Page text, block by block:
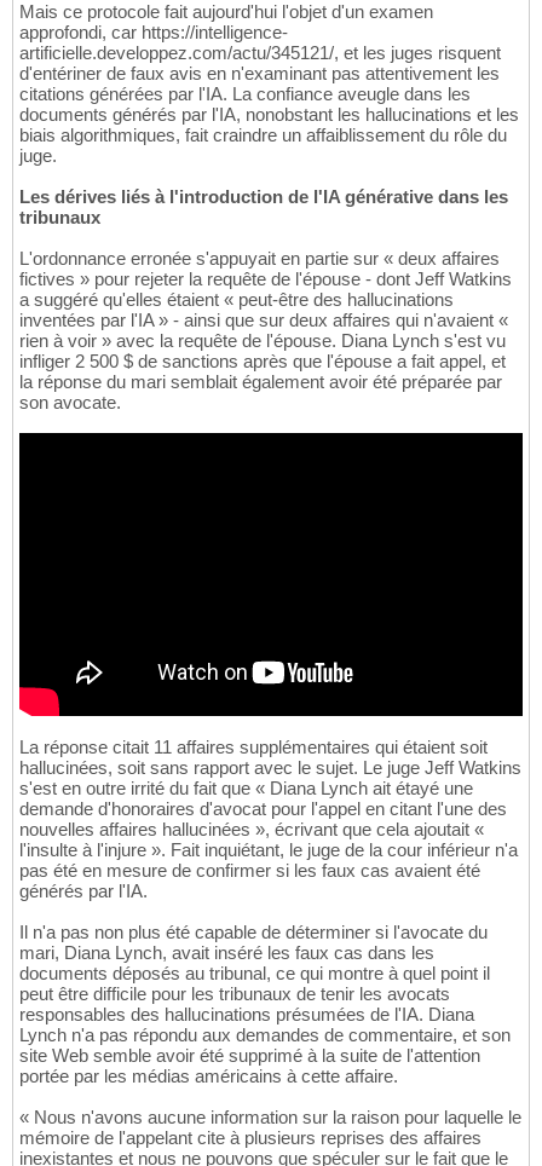
Mais ce protocole fait aujourd'hui l'objet d'un examen
approfondi, car https://intelligence-
artificielle.developpez.com/actu/345121/, et les juges risquent
d'entériner de faux avis en n'examinant pas attentivement les
citations générées par l'IA. La confiance aveugle dans les
documents générés par l'IA, nonobstant les hallucinations et les
biais algorithmiques, fait craindre un affaiblissement du rôle du
juge.
Les dérives liés à l'introduction de l'IA générative dans les
tribunaux
L'ordonnance erronée s'appuyait en partie sur « deux affaires
fictives » pour rejeter la requête de l'épouse - dont Jeff Watkins
a suggéré qu'elles étaient « peut-être des hallucinations
inventées par l'IA » - ainsi que sur deux affaires qui n'avaient «
rien à voir » avec la requête de l'épouse. Diana Lynch s'est vu
infliger 2 500 $ de sanctions après que l'épouse a fait appel, et
la réponse du mari semblait également avoir été préparée par
son avocate.
La réponse citait 11 affaires supplémentaires qui étaient soit
hallucinées, soit sans rapport avec le sujet. Le juge Jeff Watkins
s'est en outre irrité du fait que « Diana Lynch ait étayé une
demande d'honoraires d'avocat pour l'appel en citant l'une des
nouvelles affaires hallucinées », écrivant que cela ajoutait «
l'insulte à l'injure ». Fait inquiétant, le juge de la cour inférieur n'a
pas été en mesure de confirmer si les faux cas avaient été
générés par l'IA.
Il n'a pas non plus été capable de déterminer si l'avocate du
mari, Diana Lynch, avait inséré les faux cas dans les
documents déposés au tribunal, ce qui montre à quel point il
peut être difficile pour les tribunaux de tenir les avocats
responsables des hallucinations présumées de l'IA. Diana
Lynch n'a pas répondu aux demandes de commentaire, et son
site Web semble avoir été supprimé à la suite de l'attention
portée par les médias américains à cette affaire.
« Nous n'avons aucune information sur la raison pour laquelle le
mémoire de l'appelant cite à plusieurs reprises des affaires
inexistantes et nous ne pouvons que spéculer sur le fait que le